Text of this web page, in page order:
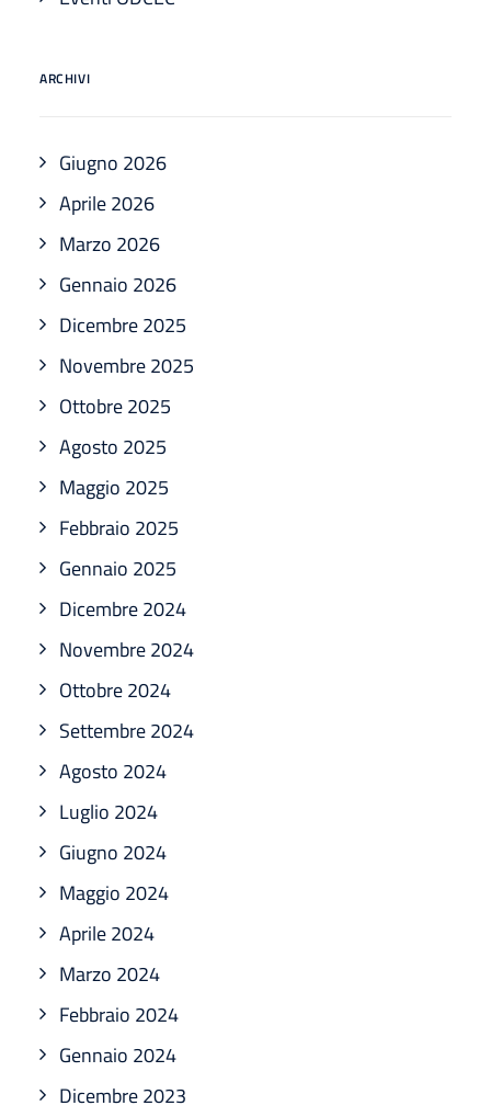
ARCHIVI
Giugno 2026
Aprile 2026
Marzo 2026
Gennaio 2026
Dicembre 2025
Novembre 2025
Ottobre 2025
Agosto 2025
Maggio 2025
Febbraio 2025
Gennaio 2025
Dicembre 2024
Novembre 2024
Ottobre 2024
Settembre 2024
Agosto 2024
Luglio 2024
Giugno 2024
Maggio 2024
Aprile 2024
Marzo 2024
Febbraio 2024
Gennaio 2024
Dicembre 2023